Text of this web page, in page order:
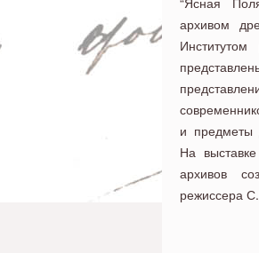
архивом
и предметы
На
архивов
режиссера